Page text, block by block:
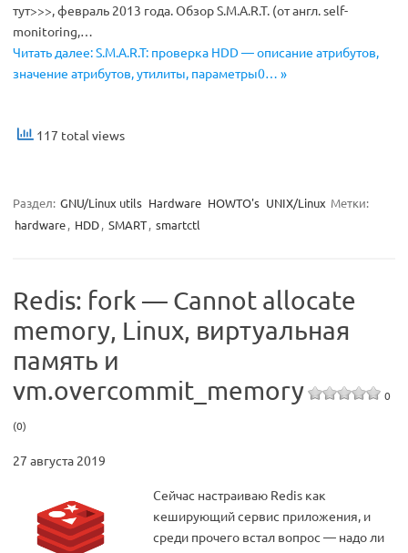
тут>>>, февраль 2013 года. Обзор S.M.A.R.T. (от англ. self-
monitoring,…
Читать далее: S.M.A.R.T: проверка HDD — описание атрибутов,
значение атрибутов, утилиты, параметры0… »
117 total views
Раздел: GNU/Linux utils Hardware HOWTO's UNIX/Linux Метки:
hardware, HDD, SMART, smartctl
Redis: fork — Cannot allocate
memory, Linux, виртуальная
память и
vm.overcommit_memory
0
(0)
27 августа 2019
Cейчас настраиваю Redis как
кеширующий сервис приложения, и
среди прочего встал вопрос — надо ли